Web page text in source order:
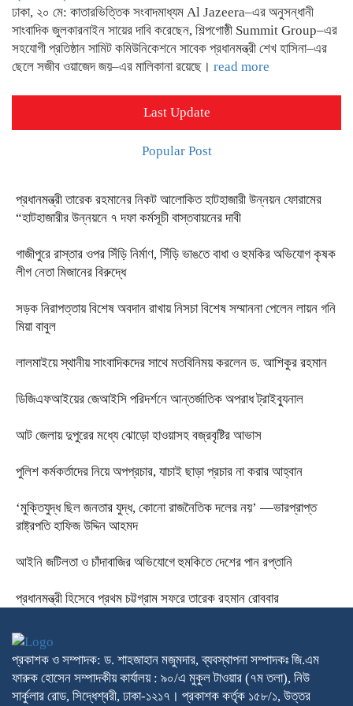
ঢাকা, ২০ মে: কাতারভিত্তিক সংবাদমাধ্যম Al Jazeera–এর অনুসন্ধানী
সাংবাদিক জুলকারনাইন সায়ের দাবি করেছেন, শিল্পগোষ্ঠী Summit Group–এর
সহযোগী প্রতিষ্ঠান সামিট কমিউনিকেশনে সাবেক প্রধানমন্ত্রী শেখ হাসিনা–এর
ছেলে সজীব ওয়াজেদ জয়–এর মালিকানা রয়েছে। read more
Last Update
Popular Post
প্রধানমন্ত্রী তারেক রহমানের নিকট আলোকিত হাটহাজারী উন্নয়ন ফোরামের
“হাটহাজারীর উন্নয়নে ৭ দফা কর্মসূচী বাস্তবায়নের দাবী
গাজীপুরে রাস্তার ওপর সিঁড়ি নির্মাণ, সিঁড়ি ভাঙতে বাধা ও হুমকির অভিযোগ কৃষক
লীগ নেতা মিজানের বিরুদ্ধে
সড়ক নিরাপত্তায় বিশেষ অবদান রাখায় নিসচা বিশেষ সম্মাননা পেলেন লায়ন গনি
মিয়া বাবুল
লালমাইয়ে স্থানীয় সাংবাদিকদের সাথে মতবিনিময় করলেন ড. আশিকুর রহমান
ডিজিএফআইয়ের জেআইসি পরিদর্শনে আন্তর্জাতিক অপরাধ ট্রাইব্যুনাল
আট জেলায় দুপুরের মধ্যে ঝোড়ো হাওয়াসহ বজ্রবৃষ্টির আভাস
পুলিশ কর্মকর্তাদের নিয়ে অপপ্রচার, যাচাই ছাড়া প্রচার না করার আহ্বান
‘মুক্তিযুদ্ধ ছিল জনতার যুদ্ধ, কোনো রাজনৈতিক দলের নয়’ —ভারপ্রাপ্ত
রাষ্ট্রপতি হাফিজ উদ্দিন আহমদ
আইনি জটিলতা ও চাঁদাবাজির অভিযোগে হুমকিতে দেশের পান রপ্তানি
প্রধানমন্ত্রী হিসেবে প্রথম চট্টগ্রাম সফরে তারেক রহমান রোববার
প্রকাশক ও সম্পাদক: ড. শাহজাহান মজুমদার, ব্যবস্থাপনা সম্পাদকঃ জি.এম
ফারুক হোসেন সম্পাদকীয় কার্যালয় : ৯০/এ মুকুল টাওয়ার (৭ম তলা), নিউ
সার্কুলার রোড, সিদ্ধেশ্বরী, ঢাকা-১২১৭। প্রকাশক কর্তৃক ১৫৮/১, উত্তর